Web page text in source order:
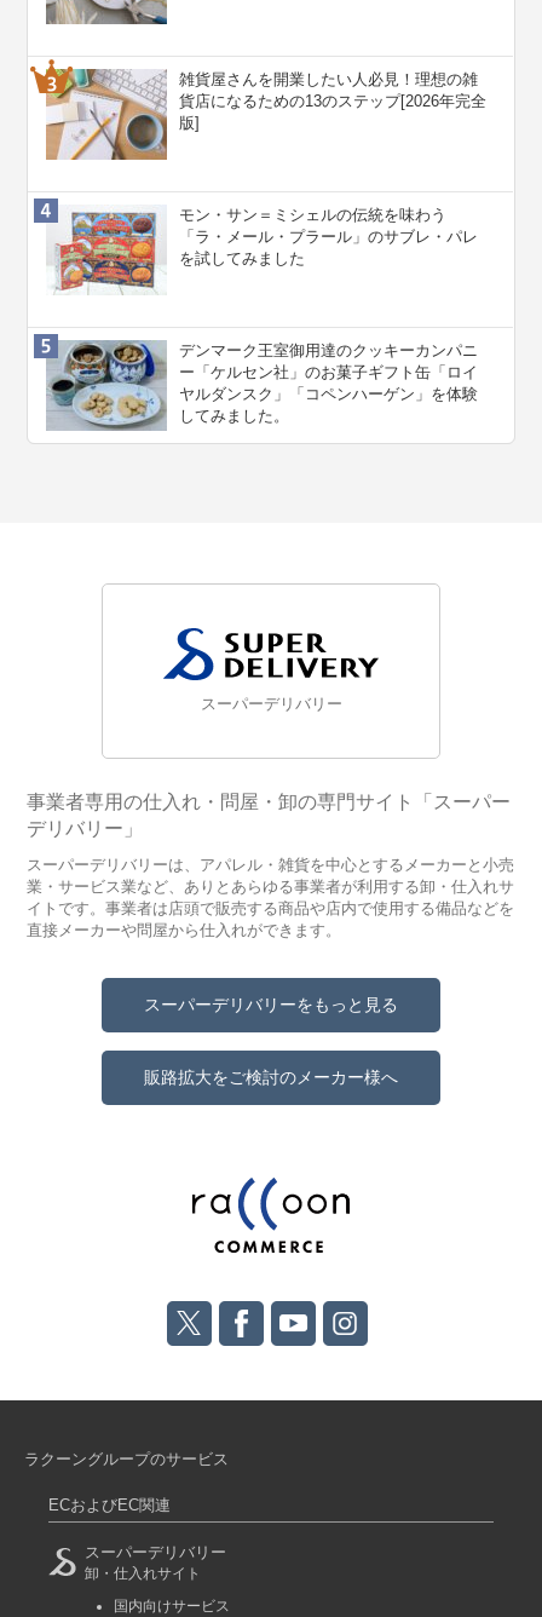
雑貨屋さんを開業したい人必見！理想の雑
貨店になるための13のステップ[2026年完全
版]
モン・サン＝ミシェルの伝統を味わう
「ラ・メール・プラール」のサブレ・パレ
を試してみました
デンマーク王室御用達のクッキーカンパニ
ー「ケルセン社」のお菓子ギフト缶「ロイ
ヤルダンスク」「コペンハーゲン」を体験
してみました。
スーパーデリバリー
事業者専用の仕入れ・問屋・卸の専門サイト「スーパー
デリバリー」
スーパーデリバリーは、アパレル・雑貨を中心とするメーカーと小売
業・サービス業など、ありとあらゆる事業者が利用する卸・仕入れサ
イトです。事業者は店頭で販売する商品や店内で使用する備品などを
直接メーカーや問屋から仕入れができます。
スーパーデリバリーをもっと見る
販路拡大をご検討のメーカー様へ
ラクーングループのサービス
ECおよびEC関連
スーパーデリバリー
卸・仕入れサイト
国内向けサービス